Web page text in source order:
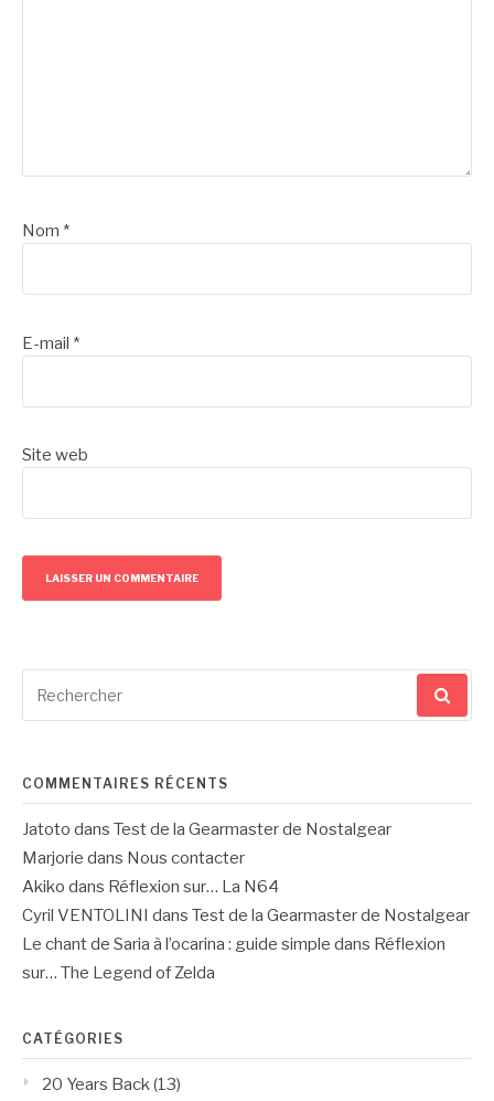
Nom *
E-mail *
Site web
pour
COMMENTAIRES RÉCENTS
Jatoto dans Test de la Gearmaster de Nostalgear
Marjorie dans Nous contacter
Akiko dans Réflexion sur… La N64
Cyril VENTOLINI
dans Test de la Gearmaster de Nostalgear
Le chant de Saria à l’ocarina : guide simple dans Réflexion
sur… The Legend of Zelda
CATÉGORIES
20 Years Back(13)